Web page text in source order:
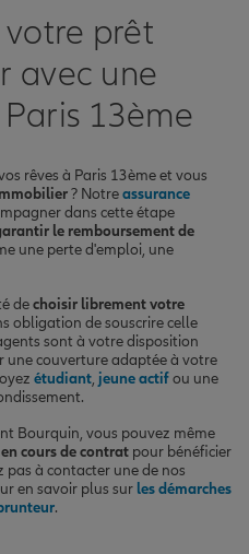
votre prêt
avec une
13ème
rêves à Paris 13ème et vous
? Notreassurance
dans cette étape
le remboursement de
une perte d'emploi, une
dechoisir librement votre
obligation de souscrire celle
sont à votre disposition
une couverture adaptée à votre
étudiant, jeune actifou une
Bourquin, vous pouvez même
cours de contrat pour bénéficier
pas à contacter une de nos
en savoir plus sur les démarches
.